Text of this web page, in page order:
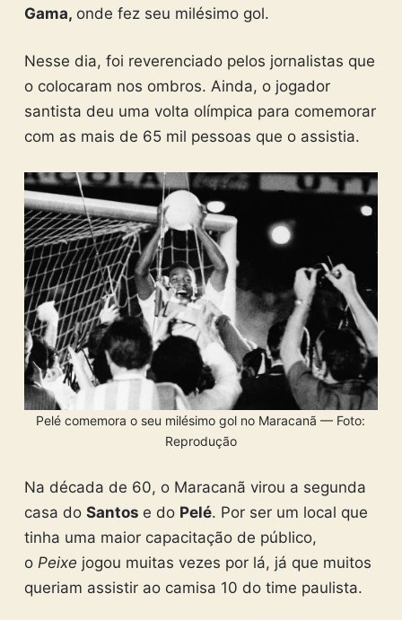
Gama, onde fez seu milésimo gol.
Nesse dia, foi reverenciado pelos jornalistas que
o colocaram nos ombros. Ainda, o jogador
santista deu uma volta olímpica para comemorar
com as mais de 65 mil pessoas que o assistia.
Pelé comemora o seu milésimo gol no Maracanã — Foto:
Reprodução
Na década de 60, o Maracanã virou a segunda
casa do Santos e do Pelé. Por ser um local que
tinha uma maior capacitação de público,
o Peixe jogou muitas vezes por lá, já que muitos
queriam assistir ao camisa 10 do time paulista.